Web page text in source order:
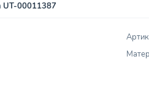
UT-00011387